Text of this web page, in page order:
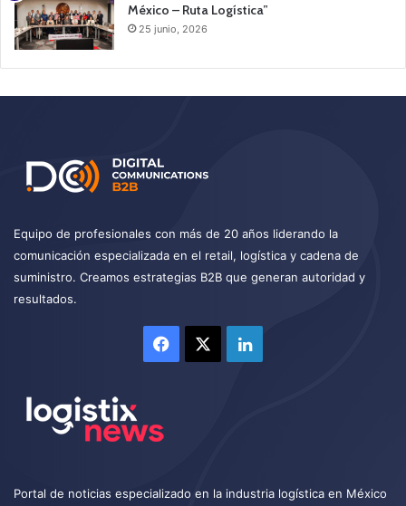
México – Ruta Logística”
25 junio, 2026
Equipo de profesionales con más de 20 años liderando la
comunicación especializada en el retail, logística y cadena de
suministro. Creamos estrategias B2B que generan autoridad y
resultados.
Facebook LinkedIn
Portal de noticias especializado en la industria logística en México